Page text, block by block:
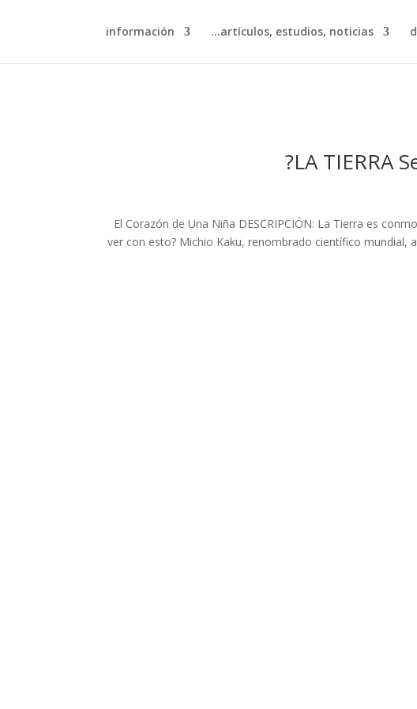
artículos, estudios, noticias…
información
LA TIERRA
El Corazón de Una Niña DESCRIPCIÓN: La Tierra es
ver con esto? Michio Kaku, renombrado científico mundial,